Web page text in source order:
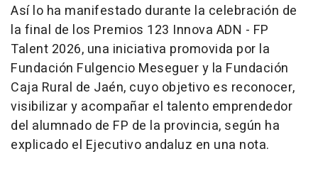
Así lo ha manifestado durante la celebración de
la final de los Premios 123 Innova ADN - FP
Talent 2026, una iniciativa promovida por la
Fundación Fulgencio Meseguer y la Fundación
Caja Rural de Jaén, cuyo objetivo es reconocer,
visibilizar y acompañar el talento emprendedor
del alumnado de FP de la provincia, según ha
explicado el Ejecutivo andaluz en una nota.